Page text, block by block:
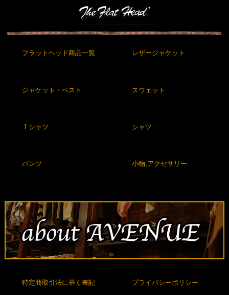
フラットヘッド商品一覧 レザージャケット
ジャケット・ベスト スウェット
Ｔシャツ シャツ
パンツ 小物,アクセサリー
特定商取引法に基く表記 プライバシーポリシー